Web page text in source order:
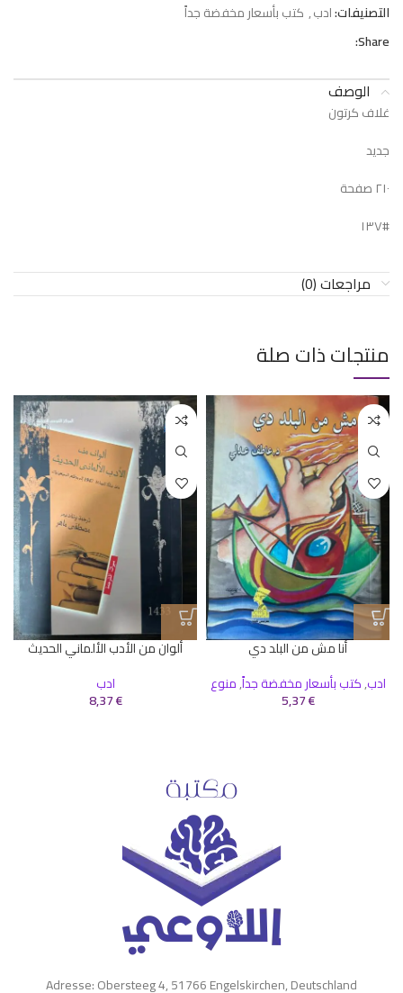
التصنيفات:ادب, كتب بأسعار مخفضة جداً
Share:
الوصف
غلاف كرتون
جديد
٢١٠ صفحة
#١٣٧
مراجعات (0)
منتجات ذات صلة
أنا مش من البلد دي
ادب,كتب بأسعار مخفضة جداً,منوع
5,37€
ألوان من الأدب الألماني الحديث
ادب
8,37€
Adresse: Obersteeg 4, 51766 Engelskirchen, Deutschland